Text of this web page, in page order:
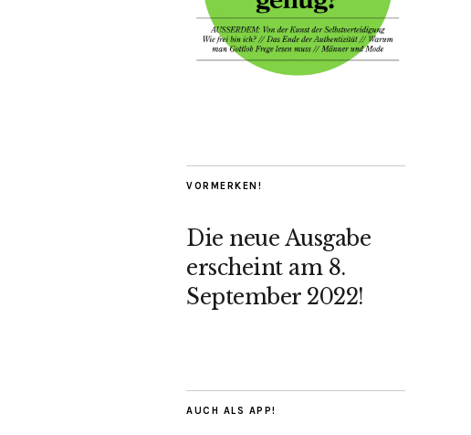
VORMERKEN!
Die neue Ausgabe
erscheint am 8.
September 2022!
AUCH ALS APP!